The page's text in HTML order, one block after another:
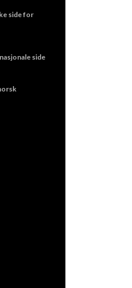
side for
side